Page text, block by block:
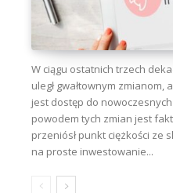
W ciągu ostatnich trzech
uległ gwałtownym zmianom,
jest dostęp do
powodem tych zmian jest
przeniósł punkt ciężkości ze
na proste inwestowanie...